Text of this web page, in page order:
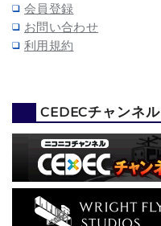
会員登録
お問い合わせ
利用規約
CEDECチャンネル